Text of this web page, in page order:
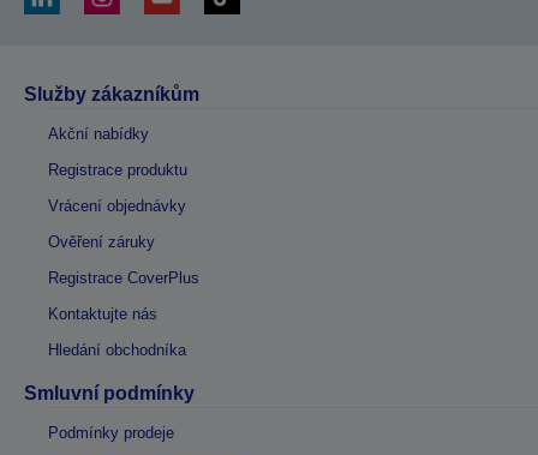
Služby zákazníkům
Akční nabídky
Registrace produktu
Vrácení objednávky
Ověření záruky
Registrace CoverPlus
Kontaktujte nás
Hledání obchodníka
Smluvní podmínky
Podmínky prodeje